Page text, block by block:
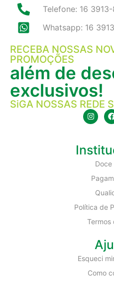
Telefone: 16
Whatsapp: 16
RECEBA NOSSAS
PROMOÇÕES
além de
exclusivos!
SiGA NOSSAS REDE
Doce
Política de
Termos
Esqueci
Como